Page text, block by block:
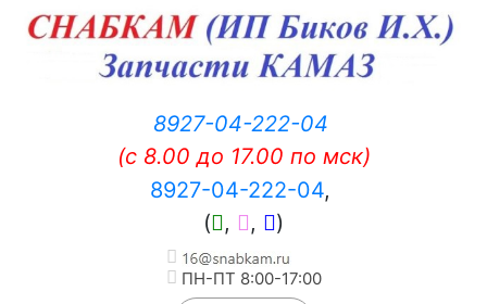
8927-04-222-04
(c 8.00 до 17.00 по мск)
8927-04-222-04,
(
, , )
ПН-ПТ 8:00-17:00